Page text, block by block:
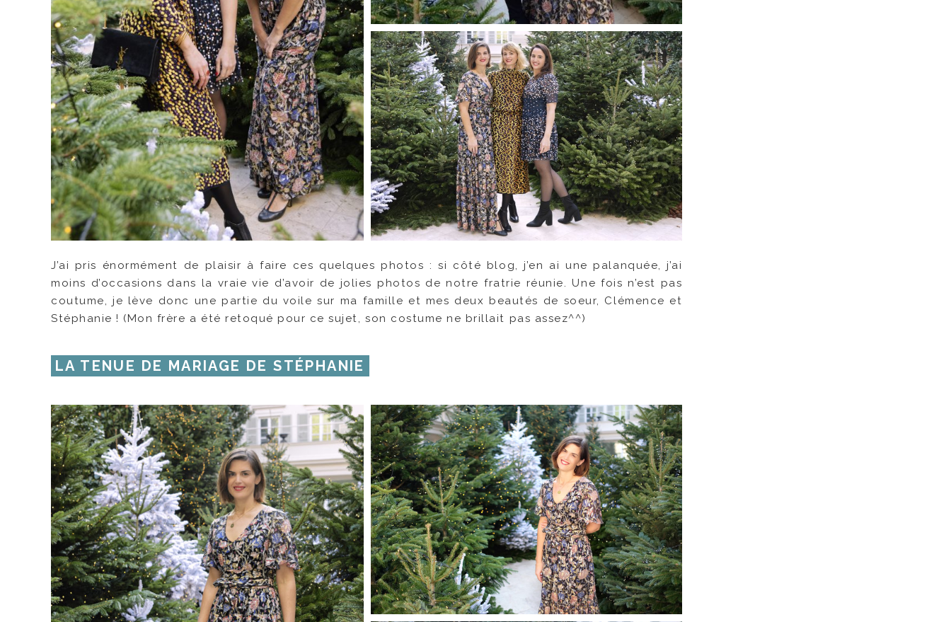
J’ai pris énormément de plaisir à faire ces quelques photos : si côté blog, j’en ai une palanquée, j’ai
moins d’occasions dans la vraie vie d’avoir de jolies photos de notre fratrie réunie. Une fois n’est pas
coutume, je lève donc une partie du voile sur ma famille et mes deux beautés de soeur, Clémence et
Stéphanie ! (Mon frère a été retoqué pour ce sujet, son costume ne brillait pas assez^^)
LA TENUE DE MARIAGE DE STÉPHANIE